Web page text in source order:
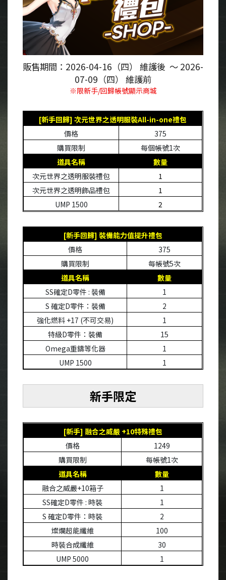
販售期間： 2026-04-16 （四） 維護後 ～ 2026-
07-09 （四） 維護前
※限新手/回歸帳號顯示商城
[新手回歸]次元世界之透明服裝All-in-one禮包
價格
375
購買限制
每個帳號1次
道具名稱
數量
次元世界之透明服裝禮包
1
次元世界之透明飾品禮包
1
UMP 1500
2
[新手回歸] 裝備能力值提升禮包
價格
375
購買限制
每帳號5次
道具名稱
數量
SS確定D零件 : 裝備
1
S 確定D零件：裝備
2
強化燃料 +17 (不可交易)
1
特級D零件：裝備
15
Omega重鑄等化器
1
UMP 1500
1
新手限定
[新手] 融合之威嚴+10特殊禮包
價格
1249
購買限制
每帳號1次
道具名稱
數量
融合之威嚴+10箱子
1
SS確定D零件 :時裝
1
S確定D零件：時裝
2
燦爛超能纖維
100
時裝合成纖維
30
UMP 5000
1